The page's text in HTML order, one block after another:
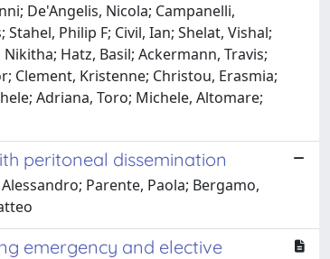
De'Angelis, Nicola; Campanelli,
Philip F; Civil, Ian; Shelat, Vishal;
Hatz, Basil; Ackermann, Travis;
Clement, Kristenne; Christou, Erasmia;
Adriana, Toro; Michele, Altomare;
peritoneal dissemination
Parente, Paola; Bergamo,
emergency and elective